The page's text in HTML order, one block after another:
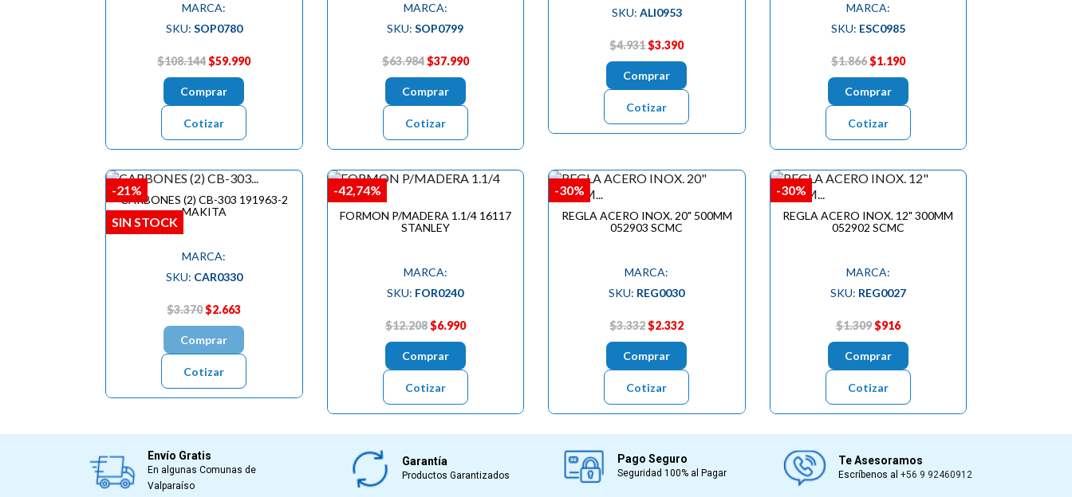
MARCA:
SKU: SOP0780
$108.144$59.990
Comprar
Cotizar
MARCA:
SKU:SOP0799
$63.984$37.990
Comprar
Cotizar
SKU: ALI0953
$4.931$3.390
Comprar
Cotizar
MARCA:
SKU: ESC0985
$1.866$1.190
Comprar
Cotizar
CARBONES (2) CB-303 191963-2
MAKITA
MARCA:
SKU: CAR0330
$3.370$2.663
Comprar
Cotizar
-21%
SIN STOCK
FORMON P/MADERA 1.1/4 16117
STANLEY
MARCA:
SKU: FOR0240
$12.208$6.990
Comprar
Cotizar
-42,74%
REGLA ACERO INOX. 20" 500MM
052903 SCMC
MARCA:
SKU: REG0030
$3.332$2.332
Comprar
Cotizar
-30%
REGLA ACERO INOX. 12" 300MM
052902 SCMC
MARCA:
SKU: REG0027
$1.309$916
Comprar
Cotizar
-30%
Envío Gratis
En algunas Comunas de
Valparaíso
Garantía
Productos Garantizados
Pago Seguro
Seguridad 100% al Pagar
Te Asesoramos
Escríbenos al+56 9 92460912